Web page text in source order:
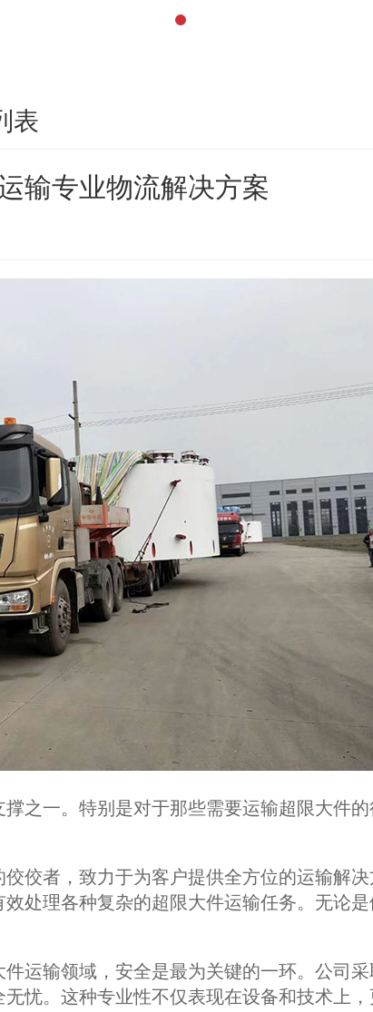
表
输专业物流解决方案
之一。特别是对于那些需要运输超限大件
佼者，致力于为客户提供全方位的运输解
处理各种复杂的超限大件运输任务。无论
运输领域，安全是最为关键的一环。公司
忧。这种专业性不仅表现在设备和技术上